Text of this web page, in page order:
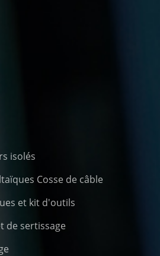
isolés
Cosse de câble
et kit d'outils
de sertissage